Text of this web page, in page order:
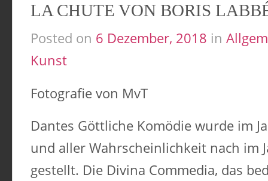
LA CHUTE VON BORIS
Posted on 6 Dezember, 2018 in
Kunst
Fotografie von MvT
Dantes Göttliche Komödie wurde im
und aller Wahrscheinlichkeit nach im
gestellt. Die Divina Commedia, das